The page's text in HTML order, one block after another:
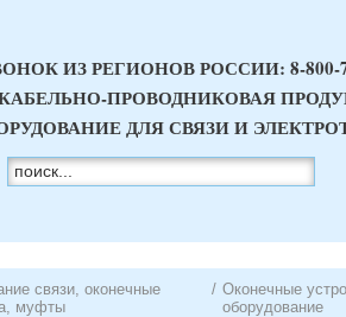
ИЗ РЕГИОНОВ РОССИИ: 8-800-
ПРОВОДНИКОВАЯ
ДЛЯ СВЯЗИ И
связи, оконечные
муфты
/ Оконечные
оборудование